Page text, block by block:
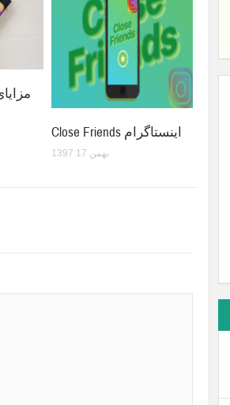
Close Friends اینستاگرام
1397 بهمن 17